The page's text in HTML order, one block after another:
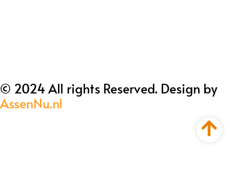
© 2024 All rights Reserved. Design by
AssenNu.nl